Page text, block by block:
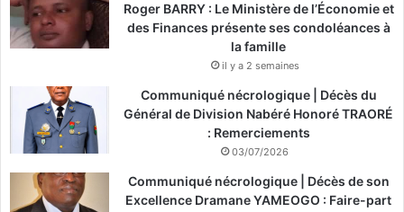
Roger BARRY : Le Ministère de l’Économie et
des Finances présente ses condoléances à
la famille
il y a 2 semaines
Communiqué nécrologique | Décès du
Général de Division Nabéré Honoré TRAORÉ
: Remerciements
03/07/2026
Communiqué nécrologique | Décès de son
Excellence Dramane YAMEOGO : Faire-part